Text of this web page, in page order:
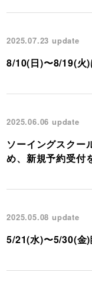
2025.07.23 update
8/10(日)〜8/19(火)
2025.06.06 update
ソーイングスクー
め、新規予約受付
2025.05.08 update
5/21(水)〜5/30(金